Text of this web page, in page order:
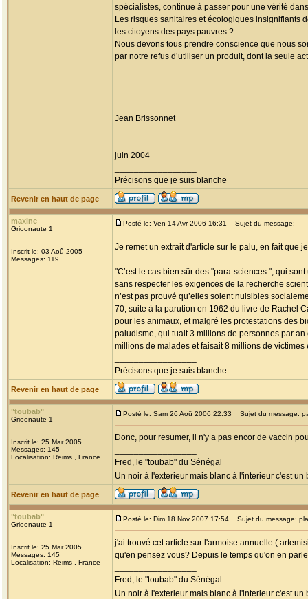
spécialistes, continue à passer pour une vérité
Les risques sanitaires et écologiques insignifiants
les citoyens des pays pauvres ?
Nous devons tous prendre conscience que nous
par notre refus d’utiliser un produit, dont la seule
Jean Brissonnet
juin 2004
Précisons que je suis blanche
Revenir en haut de page
maxine
Grioonaute 1
Inscrit le: 03 Aoû 2005
Messages: 119
Posté le: Ven 14 Avr 2006 16:31 Sujet du message:
Je remet un extrait d'article sur le palu, en fait que
"C’est le cas bien sûr des "para-sciences ", qui
sans respecter les exigences de la recherche
n’est pas prouvé qu’elles soient nuisibles
70, suite à la parution en 1962 du livre de Rachel
pour les animaux, et malgré les protestations des
paludisme, qui tuait 3 millions de personnes par
millions de malades et faisait 8 millions de victimes
Précisons que je suis blanche
Revenir en haut de page
"toubab"
Grioonaute 1
Inscrit le: 25 Mar 2005
Messages: 145
Localisation: Reims , France
Posté le: Sam 26 Aoû 2006 22:33 Sujet du message:
Donc, pour resumer, il n'y a pas encor de vaccin
Fred, le "toubab" du Sénégal
Un noir à l'exterieur mais blanc à l'interieur c'est
Revenir en haut de page
"toubab"
Grioonaute 1
Inscrit le: 25 Mar 2005
Messages: 145
Localisation: Reims , France
Posté le: Dim 18 Nov 2007 17:54 Sujet du message:
j'ai trouvé cet article sur l'armoise annuelle (
qu'en pensez vous? Depuis le temps qu'on en
Fred, le "toubab" du Sénégal
Un noir à l'exterieur mais blanc à l'interieur c'est